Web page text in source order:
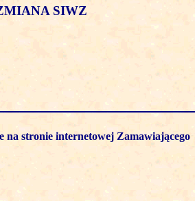
SIWZ
na stronie internetowej Zamawiającego